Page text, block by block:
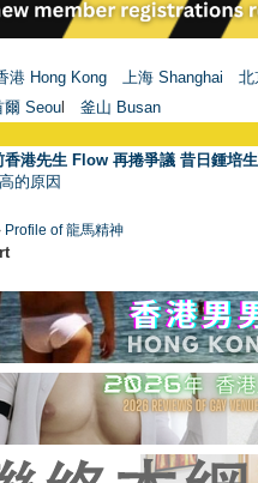
港 Hong Kong 上海 Shanghai 北
爾 Seou 釜山 Busan
香港先生 Flow 再捲爭議 昔日鍾培
的原因
Profile of 龍馬精神